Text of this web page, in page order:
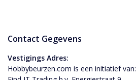
Contact Gegevens
Vestigings Adres:
Hobbybeurzen.com is een initiatief van: